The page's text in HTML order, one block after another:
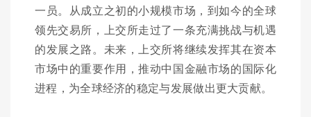
一员。从成立之初的小规模市场，到如今的全球
领先交易所，上交所走过了一条充满挑战与机遇
的发展之路。未来，上交所将继续发挥其在资本
市场中的重要作用，推动中国金融市场的国际化
进程，为全球经济的稳定与发展做出更大贡献。